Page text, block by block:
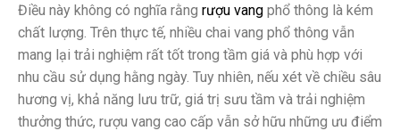
Điều này không có nghĩa rằng rượu vang phổ thông là kém
chất lượng. Trên thực tế, nhiều chai vang phổ thông vẫn
mang lại trải nghiệm rất tốt trong tầm giá và phù hợp với
nhu cầu sử dụng hằng ngày. Tuy nhiên, nếu xét về chiều sâu
hương vị, khả năng lưu trữ, giá trị sưu tầm và trải nghiệm
thưởng thức, rượu vang cao cấp vẫn sở hữu những ưu điểm